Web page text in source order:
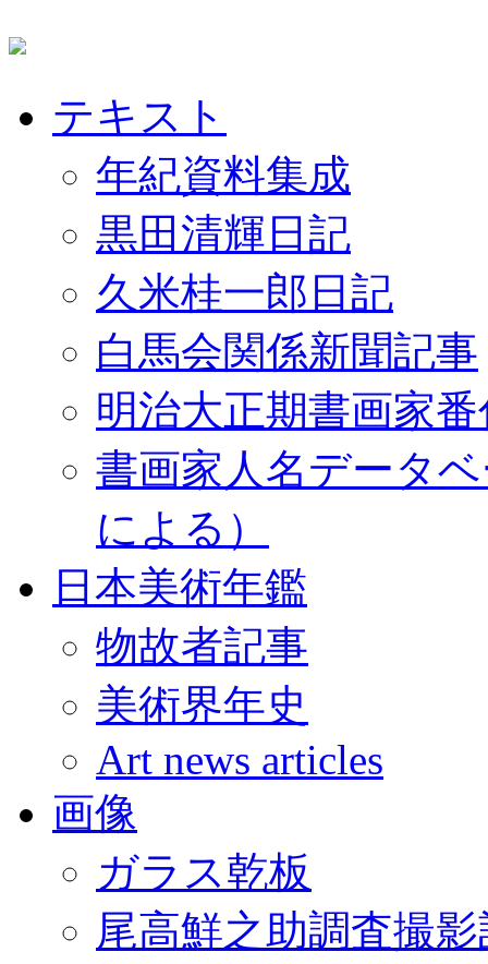
テキスト
年紀資料集成
黒田清輝日記
久米桂一郎日記
白馬会関係新聞記事
明治大正期書画家
書画家人名データ
による）
日本美術年鑑
物故者記事
美術界年史
Art news articles
画像
ガラス乾板
尾高鮮之助調査撮